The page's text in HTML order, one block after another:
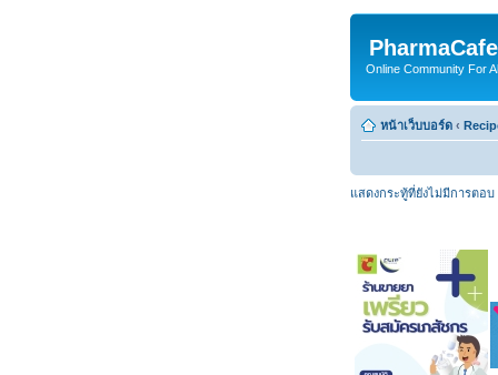
Online Community For
หน้าเว็บบอร์ด ‹
แสดงกระทู้ที่ยังไม่มีการตอบ